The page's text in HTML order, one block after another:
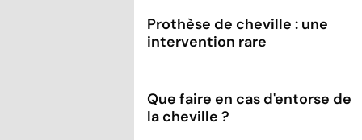
Prothèse de cheville : une
intervention rare
Que faire en cas d'entorse de
la cheville ?